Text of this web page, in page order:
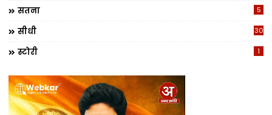
सतना 5
सीधी 30
स्टोरी 1